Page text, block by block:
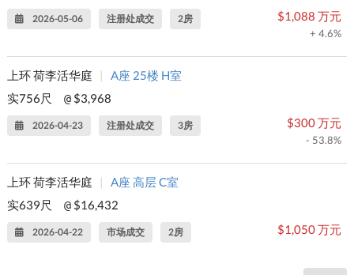
2026-05-06 注册处成交 2房 $1,088 万元
+ 4.6%
上环 荷李活华庭 |
A座 25楼 H室
实756尺
@ $3,968
2026-04-23 注册处成交 3房 $300 万元
- 53.8%
上环 荷李活华庭 |
A座 高层 C室
实639尺
@ $16,432
2026-04-22 市场成交 2房 $1,050 万元